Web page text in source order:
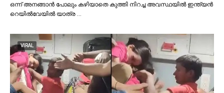
ഒന്ന് അനങ്ങാന്‍ പോലും കഴിയാതെ കുത്തി നിറച്ച അവസ്ഥയില്‍ ഇന്ത്യന്‍
റെയില്‍വേയില്‍ യാത്ര …
VIRAL